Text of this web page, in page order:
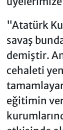
"Atatürk
savaş
demiştir.
cehaleti
eğitimin